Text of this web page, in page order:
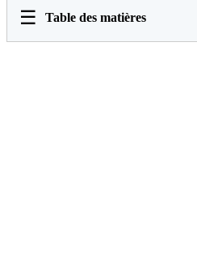
☰ Table des matières